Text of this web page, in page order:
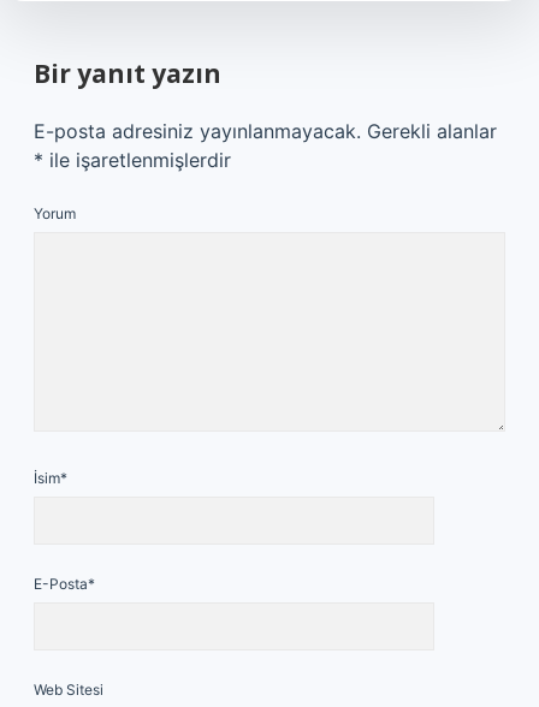
Bir yanıt yazın
E-posta adresiniz yayınlanmayacak. Gerekli alanlar
* ile işaretlenmişlerdir
Yorum
İsim*
E-Posta*
Web Sitesi